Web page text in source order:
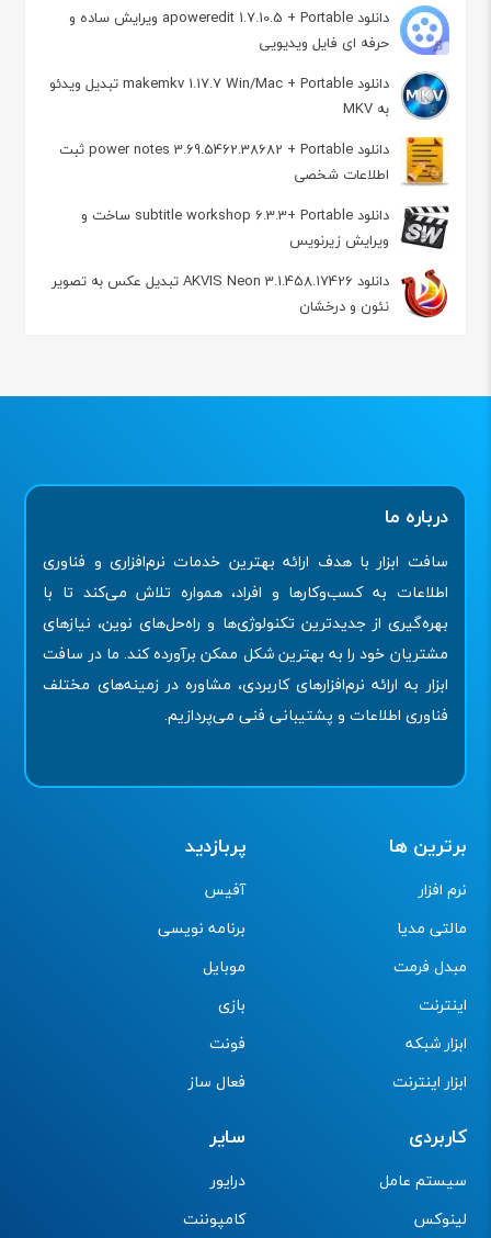
دانلود apoweredit 1.7.10.5 + Portable ویرایش ساده و
حرفه ای فایل ویدیویی
دانلود makemkv 1.17.7 Win/Mac + Portable تبدیل ویدئو
به MKV
دانلود power notes 3.69.5462.38682 + Portable ثبت
اطلاعات شخصی
دانلود subtitle workshop 6.3.3+ Portable ساخت و
ویرایش زیرنویس
دانلود AKVIS Neon 3.1.458.17426 تبدیل عکس به تصویر
نئون و درخشان
درباره ما
سافت ابزار با هدف ارائه بهترین خدمات نرم‌افزاری و فناوری
اطلاعات به کسب‌وکارها و افراد، همواره تلاش می‌کند تا با
بهره‌گیری از جدیدترین تکنولوژی‌ها و راه‌حل‌های نوین، نیازهای
مشتریان خود را به بهترین شکل ممکن برآورده کند. ما در سافت
ابزار به ارائه نرم‌افزارهای کاربردی، مشاوره در زمینه‌های مختلف
فناوری اطلاعات و پشتیبانی فنی می‌پردازیم.
برترین ها
نرم افزار
مالتی مدیا
مبدل فرمت
اینترنت
ابزار شبکه
ابزار اینترنت
پربازدید
آفیس
برنامه نویسی
موبایل
بازی
فونت
فعال ساز
کاربردی
سیستم عامل
لینوکس
سایر
درایور
کامپوننت